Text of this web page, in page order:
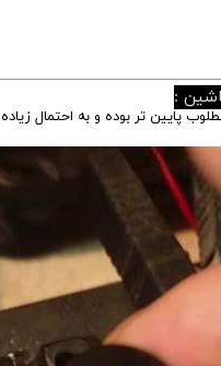
:
پایین تر بوده و به احتمال